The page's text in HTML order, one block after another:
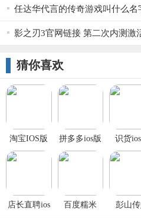
任达华代言的传奇游戏叫什么
影之刃3官网链接 第二次内测激
猜你喜欢
淘宝IOS版
拼多多ios版
下载安装
识货
店长直聘ios
百度糯米
彭山